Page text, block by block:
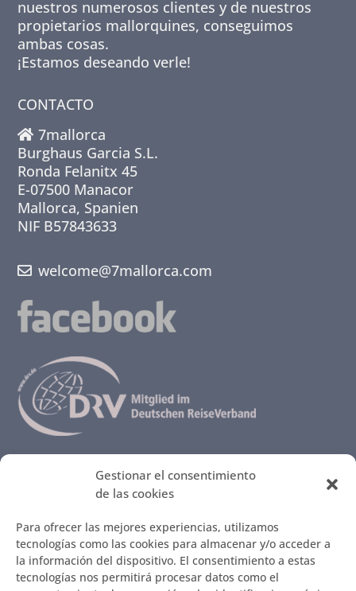
Gestionar el consentimiento
de las cookies
Para ofrecer las mejores experiencias, utilizamos
tecnologías como las cookies para almacenar y/o acceder a
la información del dispositivo. El consentimiento a estas
tecnologías nos permitirá procesar datos como el
nuestros numerosos clientes y de nuestros
propietarios mallorquines, conseguimos
ambas cosas.
¡Estamos deseando verle!
CONTACTO
7mallorca
Burghaus Garcia S.L.
Ronda Felanitx 45
E-07500 Manacor
Mallorca, Spanien
NIF B57843633
welcome@7mallorca.com
Todas las Fincas
Así se reserva
Ideas contra el aburrimiento
Restaurantes que nos encantan